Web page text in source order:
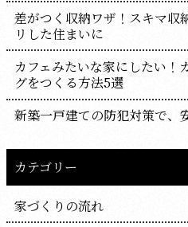
差がつく収納ワザ！スキマ収
リした住まいに
カフェみたいな家にしたい！
グをつくる方法5選
新築一戸建ての防犯対策で、
カテゴリー
家づくりの流れ